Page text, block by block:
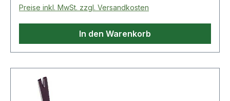
Preise inkl. MwSt. zzgl. Versandkosten
In den Warenkorb